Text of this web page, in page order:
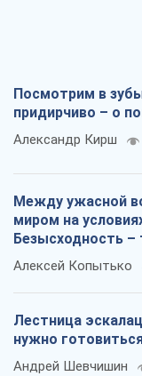
Посмотрим в
придирчиво – о
Александр Кирш
Между ужасной
миром на
Безысходность
Алексей Копытько
Лестница
нужно
Андрей Шевчишин